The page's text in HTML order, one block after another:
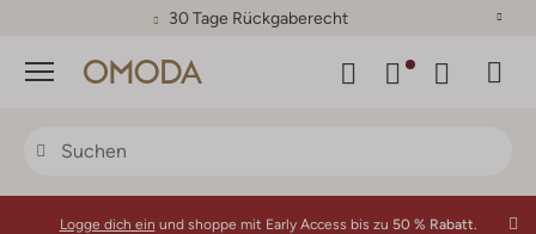
30 Tage Rückgaberecht
Menü
Logge dich ein und shoppe mit Early Access bis zu 50 % Rabatt.